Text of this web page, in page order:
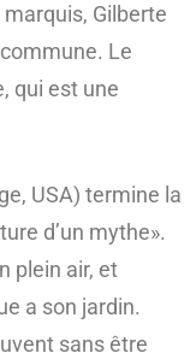
Gilberte
Le
qui est une
USA) termine la
d’un mythe».
plein air, et
a son jardin.
sans être